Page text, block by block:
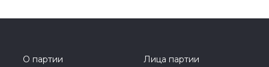
О партии
Лица партии